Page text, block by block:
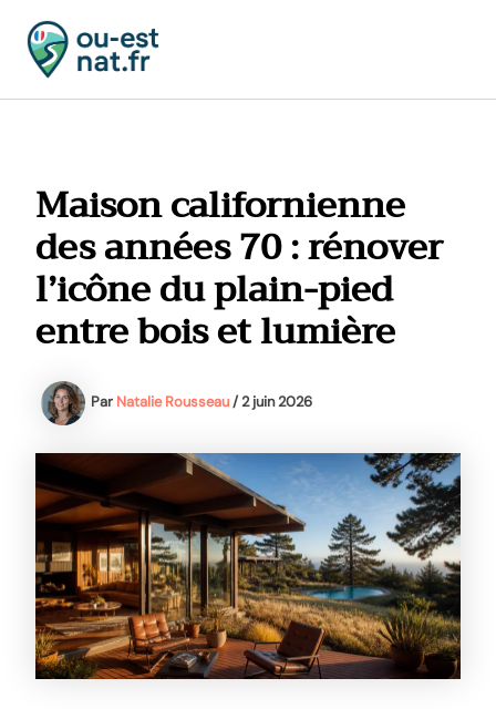
contenu
Maison californienne
des années 70 : rénover
l’icône du plain-pied
entre bois et lumière
Par Natalie Rousseau/2 juin 2026